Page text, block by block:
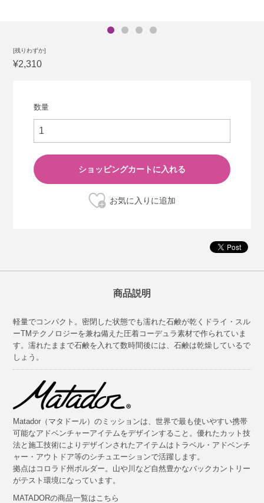
[残りわずか]
¥2,310
数量
商品説明
軽量でコンパクト。密閉した状態でも濡れた石鹸が乾くドライ・スル
ーTMテクノロジーを兼ね備えた圧着コーデュラ素材で作られていま
す。濡れたままで石鹸を入れて数時間後には、石鹸は乾燥しているで
しょう。
Matador（マタドール）のミッションは、世界で最も使いやすい携帯
可能なアドベンチャーアイテムをデザインすること。優れたカット技
法と施工技術によりデザインされたアイテムはトラベル・アドベンチ
ャー・アウトドア等のシチュエーションで活躍します。
拠点はコロラド州ボルダー。山や川など自然豊かなバックカントリー
がテスト環境になっています。
MATADORの商品一覧はこちら